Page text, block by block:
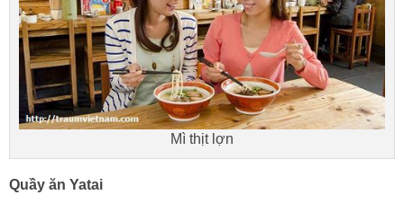
Mì thịt lợn
Quầy ăn Yatai